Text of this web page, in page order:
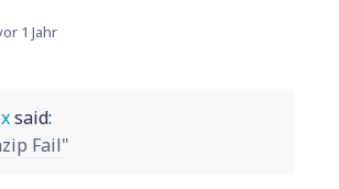
1 Jahr
said:
Fail"